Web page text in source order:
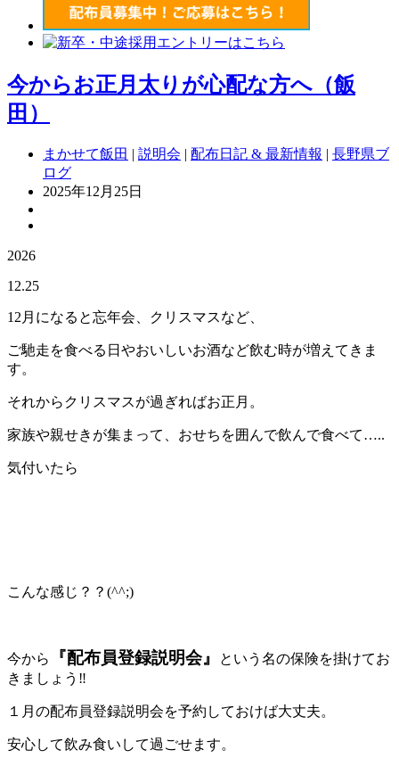
今からお正月太りが心配な方へ（飯
田）
まかせて飯田 | 説明会 | 配布日記 & 最新情報 | 長野県ブ
ログ
2025年12月25日
2026
12.25
12月になると忘年会、クリスマスなど、
ご馳走を食べる日やおいしいお酒など飲む時が増えてきま
す。
それからクリスマスが過ぎればお正月。
家族や親せきが集まって、おせちを囲んで飲んで食べて…..
気付いたら
こんな感じ？？(^^;)
今から 『配布員登録説明会』
という名の保険を掛けてお
きましょう‼
１月の配布員登録説明会を予約しておけば大丈夫。
安心して飲み食いして過ごせます。